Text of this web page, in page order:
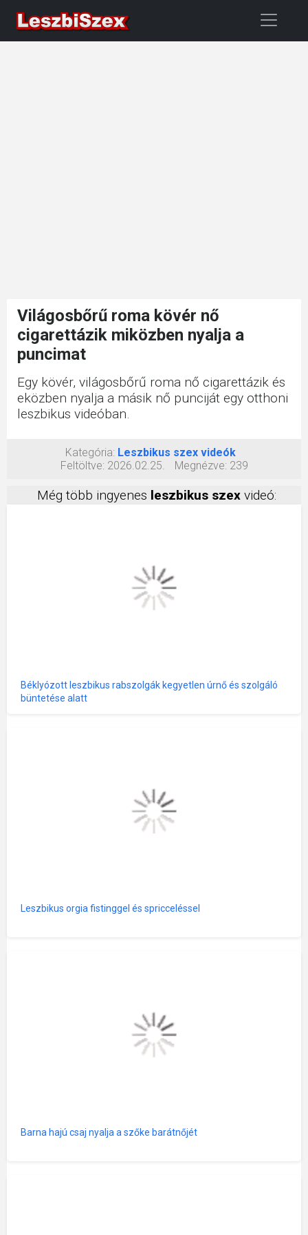
Világosbőrű roma kövér nő
cigarettázik miközben nyalja a
puncimat
Egy kövér, világosbőrű roma nő cigarettázik és
eközben nyalja a másik nő punciját egy otthoni
leszbikus videóban.
Kategória: Leszbikus szex videók
Feltöltve: 2026.02.25. Megnézve: 239
Még több ingyenes leszbikus szex videó:
Béklyózott leszbikus rabszolgák kegyetlen úrnő és szolgáló
büntetése alatt
Leszbikus orgia fistinggel és spricceléssel
Barna hajú csaj nyalja a szőke barátnőjét